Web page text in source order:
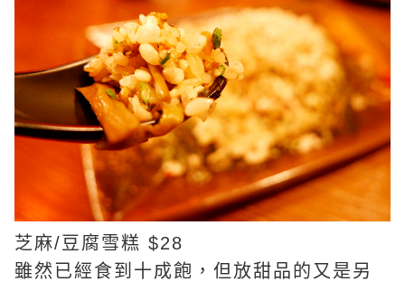
芝麻/豆腐雪糕 $28
雖然已經食到十成飽，但放甜品的又是另